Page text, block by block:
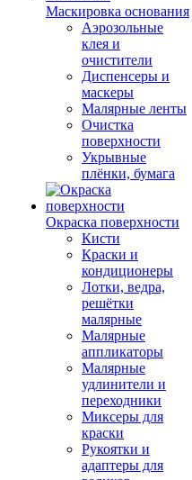
Маскировка основания
Аэрозольные
клея и
очистители
Диспенсеры и
маскеры
Малярные ленты
Очистка
поверхности
Укрывные
плёнки, бумага
Окраска поверхности
Кисти
Краски и
кондиционеры
Лотки, ведра,
решётки
малярные
Малярные
аппликаторы
Малярные
удлинители и
переходники
Миксеры для
краски
Рукоятки и
адаптеры для